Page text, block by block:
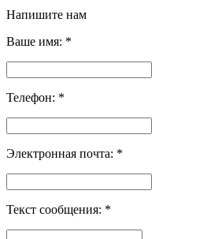
Напишите нам
Ваше имя: *
Телефон: *
Электронная почта: *
Текст сообщения: *